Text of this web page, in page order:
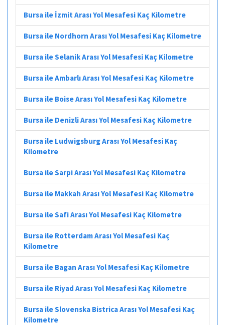
Bursa ile İzmit Arası Yol Mesafesi Kaç Kilometre
Bursa ile Nordhorn Arası Yol Mesafesi Kaç Kilometre
Bursa ile Selanik Arası Yol Mesafesi Kaç Kilometre
Bursa ile Ambarlı Arası Yol Mesafesi Kaç Kilometre
Bursa ile Boise Arası Yol Mesafesi Kaç Kilometre
Bursa ile Denizli Arası Yol Mesafesi Kaç Kilometre
Bursa ile Ludwigsburg Arası Yol Mesafesi Kaç
Kilometre
Bursa ile Sarpi Arası Yol Mesafesi Kaç Kilometre
Bursa ile Makkah Arası Yol Mesafesi Kaç Kilometre
Bursa ile Safi Arası Yol Mesafesi Kaç Kilometre
Bursa ile Rotterdam Arası Yol Mesafesi Kaç
Kilometre
Bursa ile Bagan Arası Yol Mesafesi Kaç Kilometre
Bursa ile Riyad Arası Yol Mesafesi Kaç Kilometre
Bursa ile Slovenska Bistrica Arası Yol Mesafesi Kaç
Kilometre